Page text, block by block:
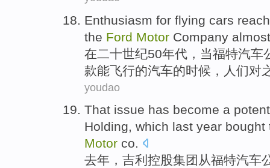
Enthusiasm for flying cars
the Ford Motor Company almost
在二十世纪50年代 ， 当福特汽车
款能飞行的汽车的时候，人们对
youdao
That issue has become a
Holding, which last year bought
Motor co.
去年 ， 吉利 控股集团 从福特汽车